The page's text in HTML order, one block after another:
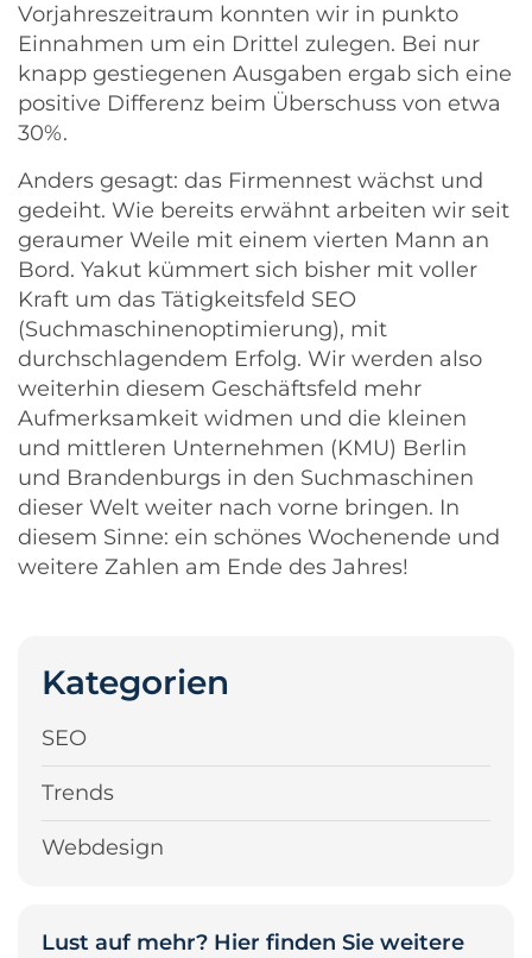
Vorjahreszeitraum konnten wir in punkto
Einnahmen um ein Drittel zulegen. Bei nur
knapp gestiegenen Ausgaben ergab sich eine
positive Differenz beim Überschuss von etwa
30%.
Anders gesagt: das Firmennest wächst und
gedeiht. Wie bereits erwähnt arbeiten wir seit
geraumer Weile mit einem vierten Mann an
Bord. Yakut kümmert sich bisher mit voller
Kraft um das Tätigkeitsfeld SEO
(Suchmaschinenoptimierung), mit
durchschlagendem Erfolg. Wir werden also
weiterhin diesem Geschäftsfeld mehr
Aufmerksamkeit widmen und die kleinen
und mittleren Unternehmen (KMU) Berlin
und Brandenburgs in den Suchmaschinen
dieser Welt weiter nach vorne bringen. In
diesem Sinne: ein schönes Wochenende und
weitere Zahlen am Ende des Jahres!
Kategorien
SEO
Trends
Webdesign
Lust auf mehr? Hier finden Sie weitere